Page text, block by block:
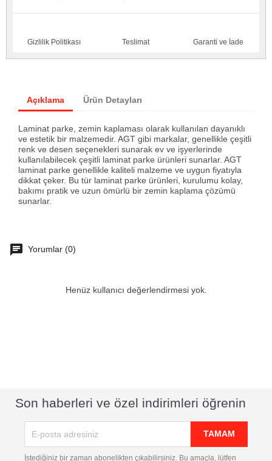
Gizlilik Politikası Teslimat Garanti ve İade
Açıklama Ürün Detayları
Laminat parke, zemin kaplaması olarak kullanılan dayanıklı
ve estetik bir malzemedir. AGT gibi markalar, genellikle çeşitli
renk ve desen seçenekleri sunarak ev ve işyerlerinde
kullanılabilecek çeşitli laminat parke ürünleri sunarlar. AGT
laminat parke genellikle kaliteli malzeme ve uygun fiyatıyla
dikkat çeker. Bu tür laminat parke ürünleri, kurulumu kolay,
bakımı pratik ve uzun ömürlü bir zemin kaplama çözümü
sunarlar.
Yorumlar (0)
Henüz kullanıcı değerlendirmesi yok.
Son haberleri ve özel indirimleri öğrenin
İstediğiniz bir zaman abonelikten çıkabilirsiniz. Bu amaçla, lütfen